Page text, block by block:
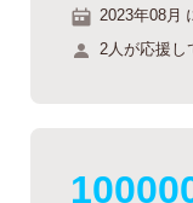
2023年08月
2人が応援し